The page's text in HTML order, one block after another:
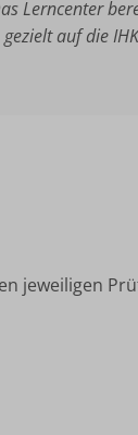
Lerncenter
gezielt auf die
jeweiligen